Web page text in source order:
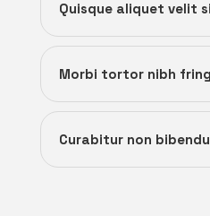
Quisque aliquet velit
Morbi tortor nibh
Curabitur non